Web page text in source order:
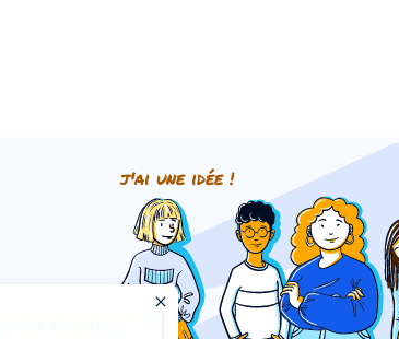
j'ai une idée !